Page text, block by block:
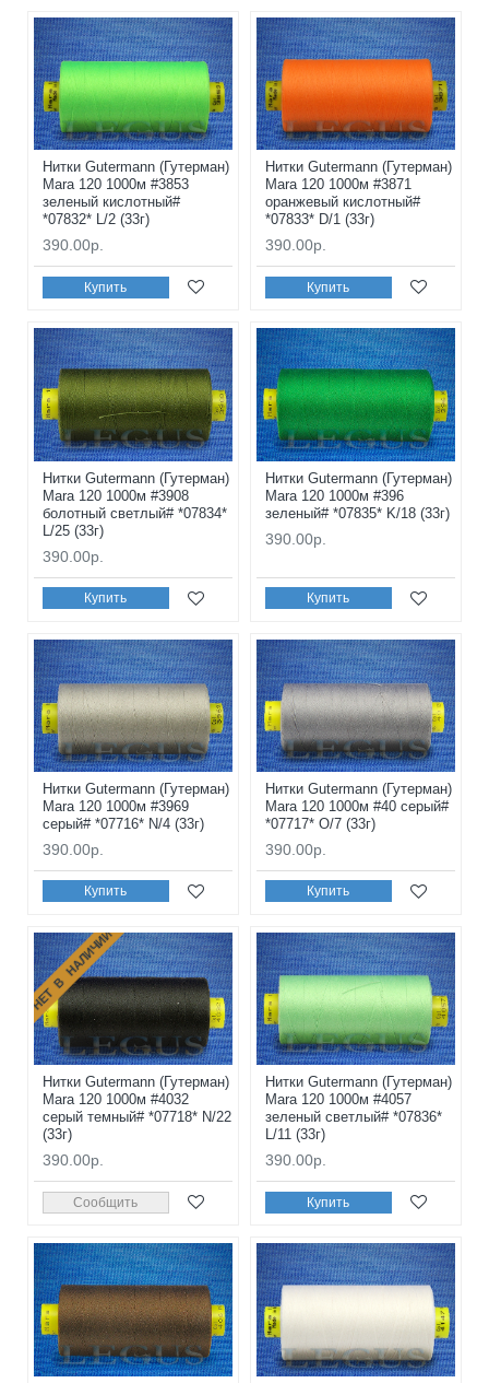
Нитки Gutermann (Гутерман)
Mara 120 1000м #3853
зеленый кислотный#
*07832* L/2 (33г)
390.00р.
Купить
Нитки Gutermann (Гутерман)
Mara 120 1000м #3871
оранжевый кислотный#
*07833* D/1 (33г)
390.00р.
Купить
Нитки Gutermann (Гутерман)
Mara 120 1000м #3908
болотный светлый# *07834*
L/25 (33г)
390.00р.
Купить
Нитки Gutermann (Гутерман)
Mara 120 1000м #396
зеленый# *07835* K/18 (33г)
390.00р.
Купить
Нитки Gutermann (Гутерман)
Mara 120 1000м #3969
серый# *07716* N/4 (33г)
390.00р.
Купить
Нитки Gutermann (Гутерман)
Mara 120 1000м #40 серый#
*07717* O/7 (33г)
390.00р.
Купить
НЕТ В НАЛИЧИИ
Нитки Gutermann (Гутерман)
Mara 120 1000м #4032
серый темный# *07718* N/22
(33г)
390.00р.
Сообщить
Нитки Gutermann (Гутерман)
Mara 120 1000м #4057
зеленый светлый# *07836*
L/11 (33г)
390.00р.
Купить